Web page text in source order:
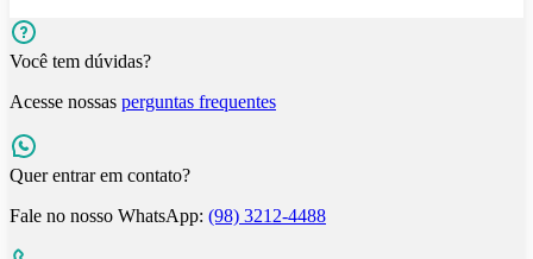
Você tem dúvidas?
Acesse nossas perguntas frequentes
Quer entrar em contato?
Fale no nosso WhatsApp: (98) 3212-4488